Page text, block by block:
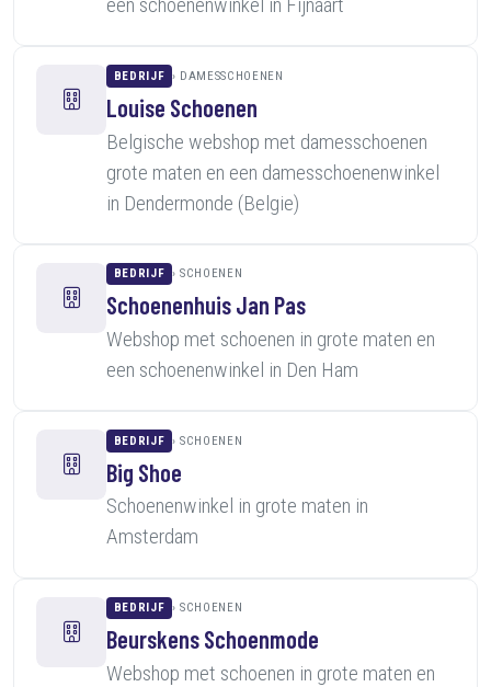
BEDRIJF DAMESSCHOENEN
Louise Schoenen
Belgische webshop met damesschoenen
grote maten en een damesschoenenwinkel
in Dendermonde (Belgie)
BEDRIJF SCHOENEN
Schoenenhuis Jan Pas
Webshop met schoenen in grote maten en
een schoenenwinkel in Den Ham
BEDRIJF SCHOENEN
Big Shoe
Schoenenwinkel in grote maten in
Amsterdam
BEDRIJF SCHOENEN
Beurskens Schoenmode
Webshop met schoenen in grote maten en